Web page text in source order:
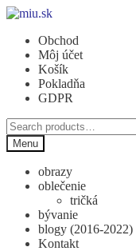
Preskočiť
navigáciu
Preskočiť
obsah
Obchod
Môj účet
Košík
Pokladňa
GDPR
Search
for:Menu
obrazy
oblečenie
tričká
bývanie
blogy (2016-2022)
Kontakt